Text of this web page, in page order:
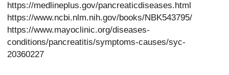
https://medlineplus.gov/pancreaticdiseases.html
https://www.ncbi.nlm.nih.gov/books/NBK543795/
https://www.mayoclinic.org/diseases-
conditions/pancreatitis/symptoms-causes/syc-
20360227